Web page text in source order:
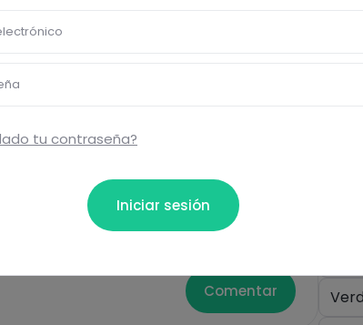
Comentar
tu contraseña?
Iniciar sesión